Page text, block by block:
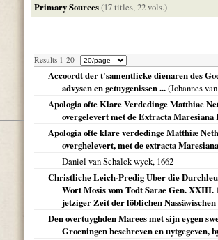
Primary Sources(17 titles, 22 vols.)
Results 1-20
Accoordt der t'samentlicke dienaren des
advysen en getuygenissen ...(Johannes
Apologia ofte Klare Verdedinge Matthiae
overgelevert met de Extracta
Apologia ofte klare verdedinge Matthiæ
overghelevert, met de extracta
Daniel van Schalck-wyck, 1662
Christliche Leich-Predig Uber die
Wort Mosis vom Todt Sarae Gen. XXIII.
jetziger Zeit der löblichen
Den overtuyghden Marees met sijn eygen
Groeningen beschreven en uytgegeven,